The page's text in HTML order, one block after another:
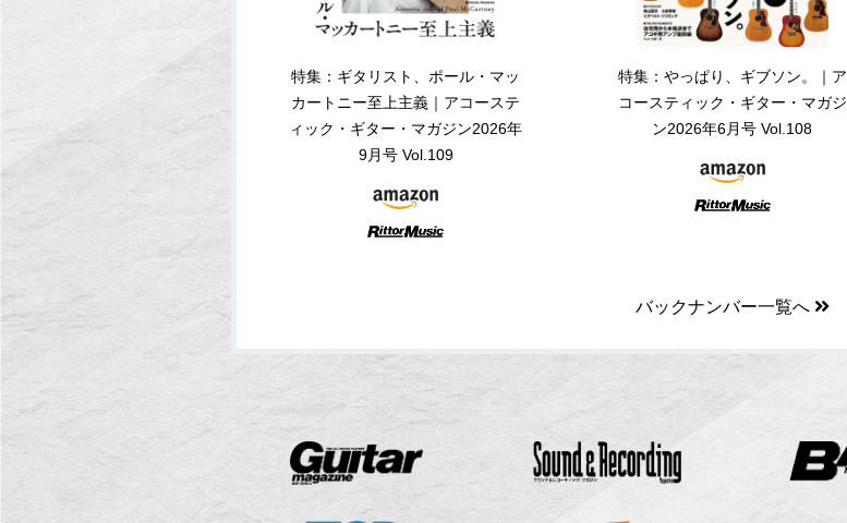
特集：ギタリスト、ポール・マッ
カートニー至上主義｜アコーステ
ィック・ギター・マガジン2026年
9月号 Vol.109
特集：やっぱり、ギブソン。｜ア
コースティック・ギター・マガジ
ン2026年6月号 Vol.108
バックナンバー一覧へ